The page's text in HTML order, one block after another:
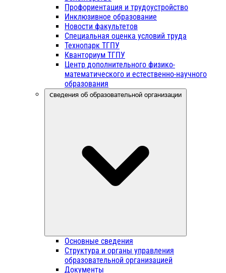
Профориентация и трудоустройство
Инклюзивное образование
Новости факультетов
Специальная оценка условий труда
Технопарк ТГПУ
Кванториум ТГПУ
Центр дополнительного физико-
математического и естественно-научного
образования
Сведения об образовательной организации
Основные сведения
Структура и органы управления
образовательной организацией
Документы